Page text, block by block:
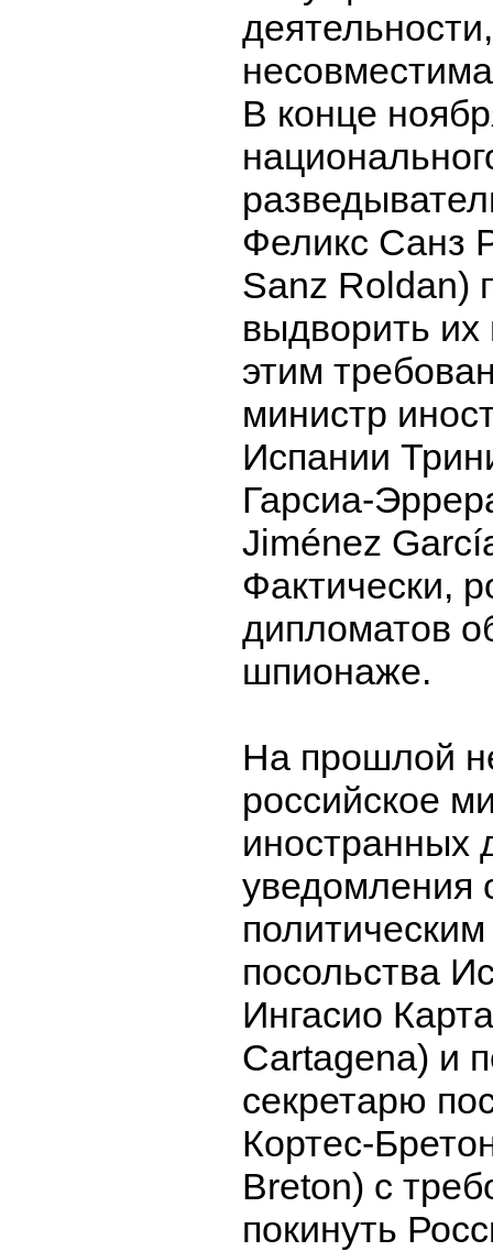
В конце
Феликс Санз
Sanz Roldan)
выдворить
этим
министр
Испании
Гарсиа-
Jiménez
Фактически,
дипломатов
шпионаже.
На прошлой
российское
иностранных
уведомления
посольства
Ингасио
Cartagena) и
секретарю
Кортес-
Breton) с
покинуть